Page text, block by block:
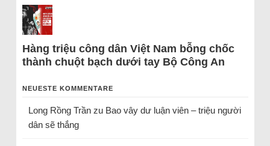
Hàng triệu công dân Việt Nam bỗng chốc
thành chuột bạch dưới tay Bộ Công An
NEUESTE KOMMENTARE
Long Rồng Trầnzu Bao vây dư luận viên – triệu người
dân sẽ thắng